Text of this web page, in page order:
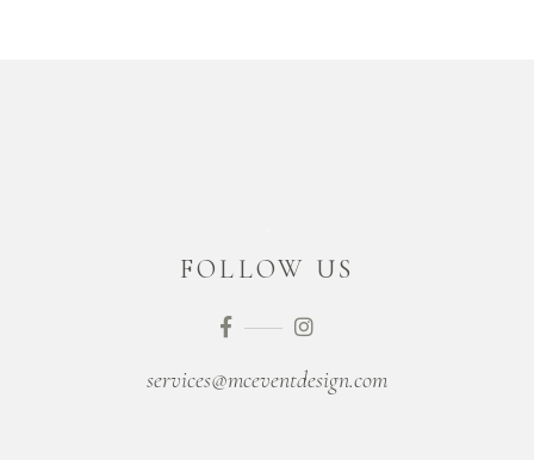
FOLLOW US
services@mceventdesign.com